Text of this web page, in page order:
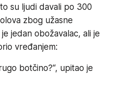
su ljudi davali po 300
zbog užasne
jedan obožavalac, ali je
vređanjem:
botčino?“, upitao je